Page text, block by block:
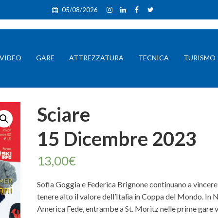
05/08/2026
VIDEO GARE ATTREZZATURA TECNICA TURISMO
Sciare
15 Dicembre 2023
13,00€
Sofia Goggia e Federica Brignone continuano a vincere
tenere alto il valore dell’Italia in Coppa del Mondo. In
America Fede, entrambe a St. Moritz nelle prime gare